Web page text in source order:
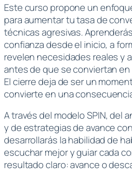
Este curso propone un
para aumentar tu tasa de
técnicas agresivas.
confianza desde el inicio, a
revelen necesidades reales y
antes de que se conviertan
El cierre deja de ser un
convierte en una
A través del modelo SPIN, del
y de estrategias de avance
desarrollarás la habilidad de
escuchar mejor y guiar cada
resultado claro: avance o